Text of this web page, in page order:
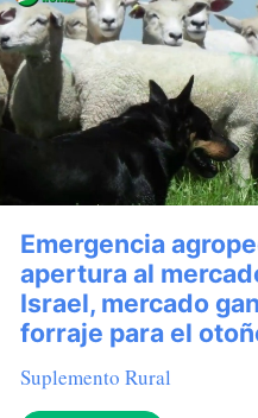
Emergencia
apertura al
Israel, mercado
forraje para el
Suplemento Rural